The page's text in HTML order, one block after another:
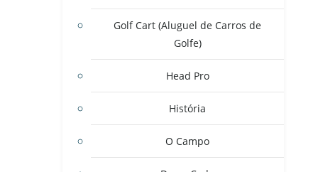
Golf Cart (Aluguel de Carros de
Golfe)
Head Pro
História
O Campo